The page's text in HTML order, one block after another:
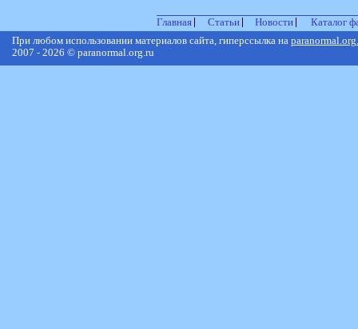
Главная Статьи Новости
Каталог
При любом использовании материалов сайта, гиперссылка на
2007 - 2026 © paranormal.org.ru